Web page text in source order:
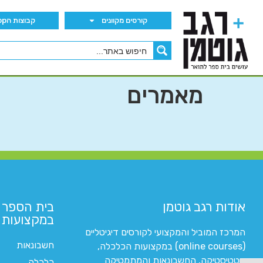
קורסים מקוונים קבוצות הWhatsApp
מאמרים
אודות רגב גוטמן
המרכז המוביל והמקצועי לקורסים דיגיטליים
(online courses) במקצועות הכלכלה,
סטטיסטיקה, החשבונאות והמתמטיקה
בית
במקצועות
חשבונאות